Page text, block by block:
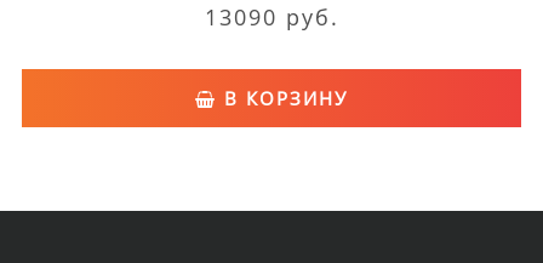
13090 руб.
В КОРЗИНУ